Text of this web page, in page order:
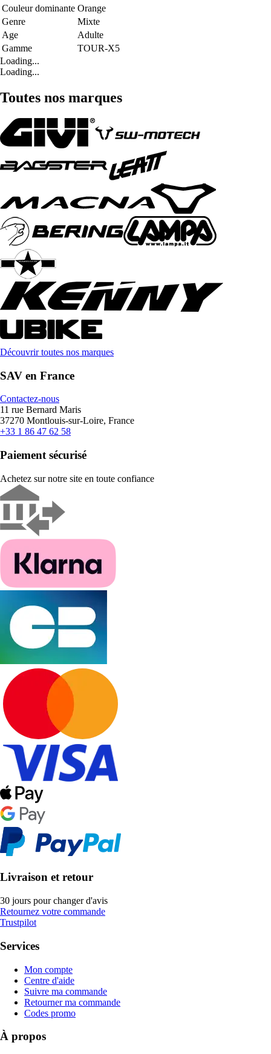
Couleur dominante Orange
Genre
Mixte
Age
Adulte
Gamme
TOUR-X5
Loading...
Loading...
Toutes nos marques
Découvrir toutes nos marques
SAV en France
Contactez-nous
11 rue Bernard Maris
37270 Montlouis-sur-Loire, France
+33 1 86 47 62 58
Paiement sécurisé
Achetez sur notre site en toute confiance
Livraison et retour
30 jours pour changer d'avis
Retournez votre commande
Trustpilot
Services
Mon compte
Centre d'aide
Suivre ma commande
Retourner ma commande
Codes promo
À propos